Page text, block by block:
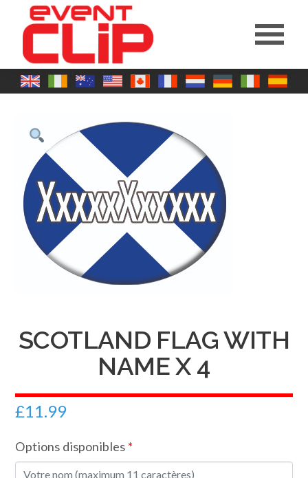
SCOTLAND FLAG WITH
NAME X 4
£11.99
Options disponibles*